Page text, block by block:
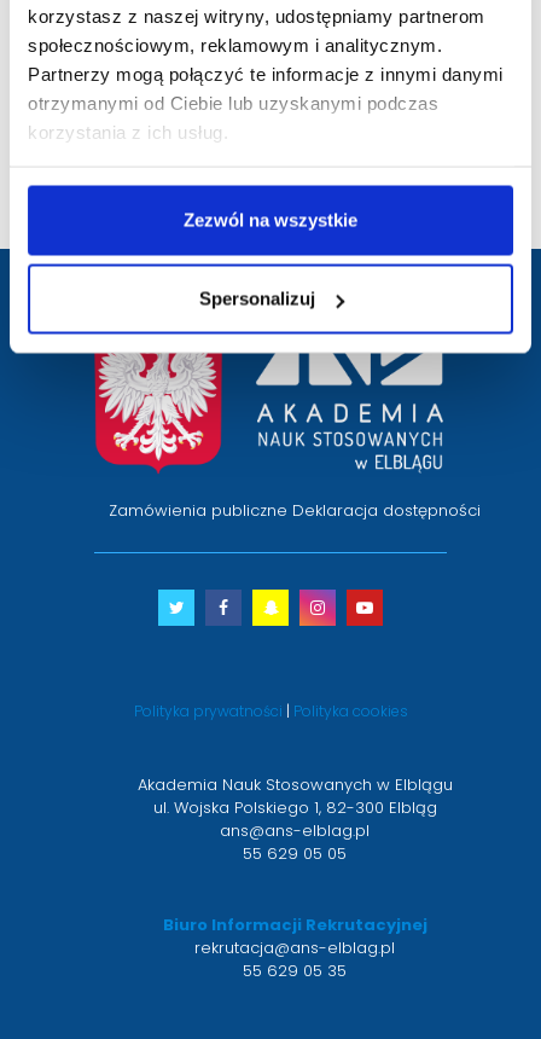
korzystasz z naszej witryny, udostępniamy partnerom
społecznościowym, reklamowym i analitycznym.
Partnerzy mogą połączyć te informacje z innymi danymi
otrzymanymi od Ciebie lub uzyskanymi podczas
korzystania z ich usług.
Zezwól na wszystkie
Spersonalizuj
1. Zapewnienie wystandaryzowanych usług, według zidentyfikowanego
zapotrzebowania, do funkcjonowania przedsiębiorstwa w początkowej
2. Ułatwienie dostępu MŚP i podniesienie standardu usług
świadczonych przez Centrum Współpracy z Otoczeniem Gospodarczym
Społecznym i Instytucjonalnym PWSZ w Elblągu - IOB.
regionie.
przejście
na
Zamówienia publiczne Deklaracja dostępności
Twitter
otwiera
nowym
Facebook
otwiera
nowym
Snapchat
otwiera
nowym
Instagram
otwiera
nowym
Youtube
otwiera
nowym
Polityka prywatności | Polityka cookies
Akademia Nauk Stosowanych w Elblągu
ul. Wojska Polskiego 1, 82-300 Elbląg
ans@ans-elblag.pl
55 629 05 05
Biuro Informacji Rekrutacyjnej
rekrutacja@ans-elblag.pl
55 629 05 35